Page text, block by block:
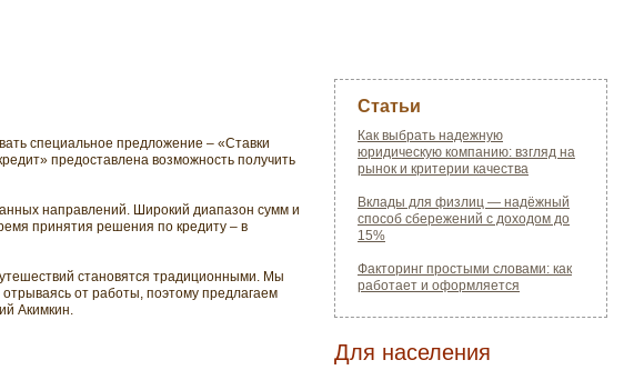
специальное предложение – «Ставки
предоставлена возможность получить
направлений. Широкий диапазон сумм и
принятия решения по кредиту – в
становятся традиционными. Мы
от работы, поэтому предлагаем
Акимкин.
Статьи
Как выбрать надежную
юридическую компанию: взгляд на
рынок и критерии качества
Вклады для физлиц — надёжный
способ сбережений с доходом до
15%
Факторинг простыми словами: как
работает и оформляется
Для населения